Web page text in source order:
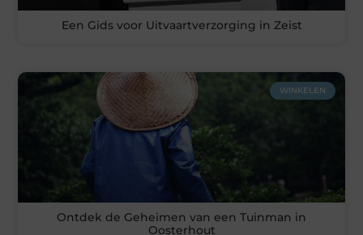
Een Gids voor Uitvaartverzorging in Zeist
WINKELEN
Ontdek de Geheimen van een Tuinman in
Oosterhout